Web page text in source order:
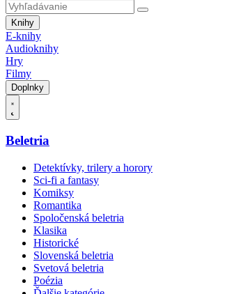
Knihy
E-knihy
Audioknihy
Hry
Filmy
Doplnky
Beletria
Detektívky, trilery a horory
Sci-fi a fantasy
Komiksy
Romantika
Spoločenská beletria
Klasika
Historické
Slovenská beletria
Svetová beletria
Poézia